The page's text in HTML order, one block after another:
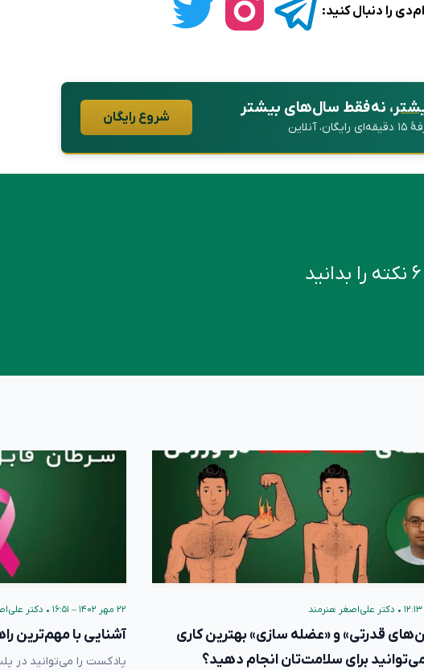
را دنبال کنید:
، نه فقط سال‌های بیشتر شروع رایگان
• دکتر علی‌اصغر هنرمند
قدرتی» و «عضله سازی» بهترین کاری
برای سلامت‌تان انجام دهید؟
۲۲ مهر ۱۴۰۲ – ۱۶:۵۱ • دکتر
آشنایی با مهم‌ترین
پادکست را می‌توانید در